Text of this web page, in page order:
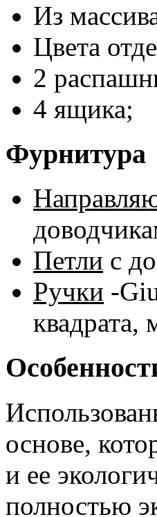
Из
Цвета
2
4 ящика;
Фурнитура
Петли с
Ручки -
квадрата,
основе,
и ее
полностью